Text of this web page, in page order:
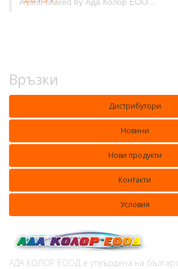
Връзки
Дистрибутори
Новини
Нови продукти
Контакти
Условия
АДА КОЛОР ЕООД е утвърдена на